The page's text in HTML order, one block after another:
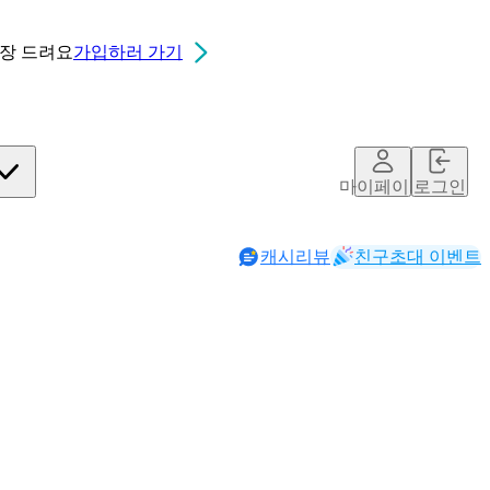
드려요가입하러 가기
마이페이지로그인
캐시리뷰 친구초대 이벤트